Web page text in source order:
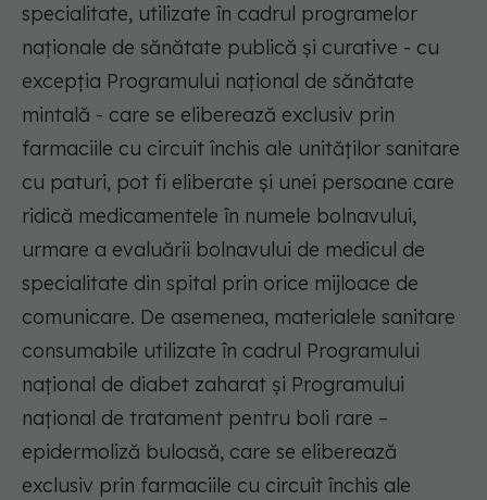
specialitate, utilizate în cadrul programelor
naționale de sănătate publică și curative - cu
excepția Programului național de sănătate
mintală - care se eliberează exclusiv prin
farmaciile cu circuit închis ale unităților sanitare
cu paturi, pot fi eliberate și unei persoane care
ridică medicamentele în numele bolnavului,
urmare a evaluării bolnavului de medicul de
specialitate din spital prin orice mijloace de
comunicare. De asemenea, materialele sanitare
consumabile utilizate în cadrul Programului
național de diabet zaharat şi Programului
național de tratament pentru boli rare –
epidermoliză buloasă, care se eliberează
exclusiv prin farmaciile cu circuit închis ale